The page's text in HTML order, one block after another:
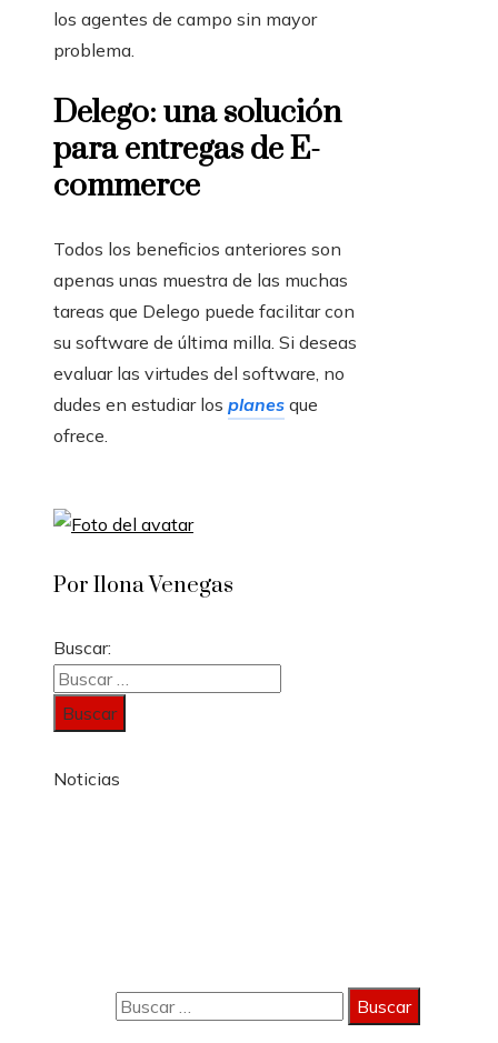
los agentes de campo sin mayor
problema.
Delego: una solución
para entregas de E-
commerce
Todos los beneficios anteriores son
apenas unas muestra de las muchas
tareas que Delego puede facilitar con
su software de última milla. Si deseas
evaluar las virtudes del software, no
dudes en estudiar los planes que
ofrece.
Por Ilona Venegas
Buscar:
Noticias